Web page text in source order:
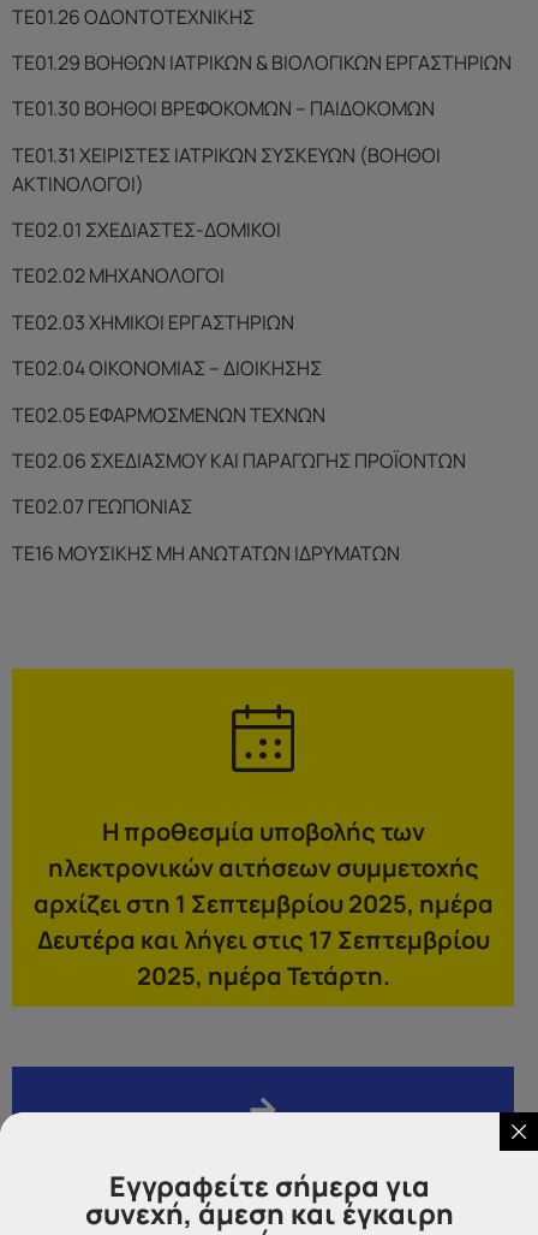
ΤΕ01.26 ΟΔΟΝΤΟΤΕΧΝΙΚΗΣ
ΤΕ01.29 ΒΟΗΘΩΝ ΙΑΤΡΙΚΩΝ & ΒΙΟΛΟΓΙΚΩΝ ΕΡΓΑΣΤΗΡΙΩΝ
ΤΕ01.30 ΒΟΗΘΟΙ ΒΡΕΦΟΚΟΜΩΝ – ΠΑΙΔΟΚΟΜΩΝ
ΤΕ01.31 ΧΕΙΡΙΣΤΕΣ ΙΑΤΡΙΚΩΝ ΣΥΣΚΕΥΩΝ (ΒΟΗΘΟΙ
ΑΚΤΙΝΟΛΟΓΟΙ)
ΤΕ02.01 ΣΧΕΔΙΑΣΤΕΣ-ΔΟΜΙΚΟΙ
ΤΕ02.02 ΜΗΧΑΝΟΛΟΓΟΙ
ΤΕ02.03 ΧΗΜΙΚΟΙ ΕΡΓΑΣΤΗΡΙΩΝ
ΤΕ02.04 ΟΙΚΟΝΟΜΙΑΣ – ΔΙΟΙΚΗΣΗΣ
ΤΕ02.05 ΕΦΑΡΜΟΣΜΕΝΩΝ ΤΕΧΝΩΝ
ΤΕ02.06 ΣΧΕΔΙΑΣΜΟΥ ΚΑΙ ΠΑΡΑΓΩΓΗΣ ΠΡΟΪΟΝΤΩΝ
ΤΕ02.07 ΓΕΩΠΟΝΙΑΣ
ΤΕ16 ΜΟΥΣΙΚΗΣ ΜΗ ΑΝΩΤΑΤΩΝ ΙΔΡΥΜΑΤΩΝ
Η προθεσμία υποβολής των
ηλεκτρονικών αιτήσεων συμμετοχής
αρχίζει στη 1 Σεπτεμβρίου 2025, ημέρα
Δευτέρα και λήγει στις 17 Σεπτεμβρίου
2025, ημέρα Τετάρτη.
Δείτε εδώ σε πραγματικό χρόνο την πορεία όλων
των προκηρύξεων ΑΣΕΠ
Εγγραφείτε σήμερα για
συνεχή, άμεση και έγκαιρη